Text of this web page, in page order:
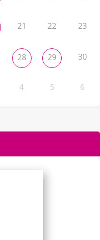
21 22 23
28 29 30
4 5 6